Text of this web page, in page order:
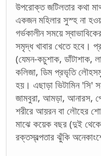
উপরোক্ত জটিলতার কথা
একজন মহিলার সুস্হ না
গর্ভকালীন সময়ে
সমৃদ্ধ খাবার খেতে হবে।
(যেমন-কচুশাক, ডাঁটাশাক,
কলিজা, ডিম প্রভৃতি
হয়। এছাড়া ভিটামিন 'সি'
জামবুরা, আমড়া, আনারস,
শরীরে আয়রন বা লৌহের
মাঝে কয়েক বছর (দুই
রক্তস্বল্পতার ঝুঁকি